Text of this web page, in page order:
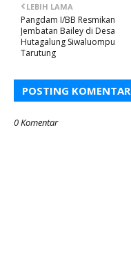
LEBIH LAMA
Pangdam I/BB Resmikan
Jembatan Bailey di Desa
Hutagalung Siwaluompu
Tarutung
POSTING KOMENTAR
0 Komentar